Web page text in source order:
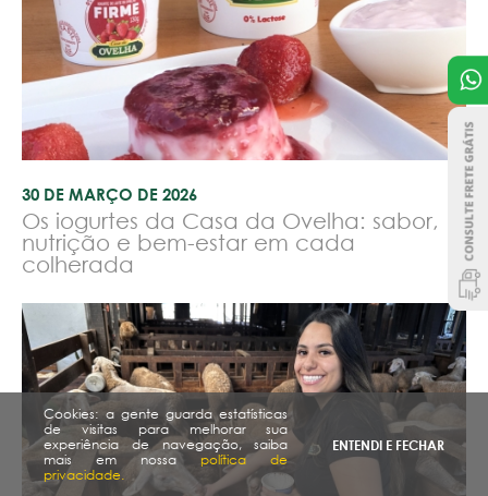
30 DE MARÇO DE 2026
Os iogurtes da Casa da Ovelha: sabor,
nutrição e bem-estar em cada
colherada
Cookies: a gente guarda estatísticas
de visitas para melhorar sua
experiência de navegação, saiba
mais em nossa política de
privacidade.
ENTENDI E FECHAR